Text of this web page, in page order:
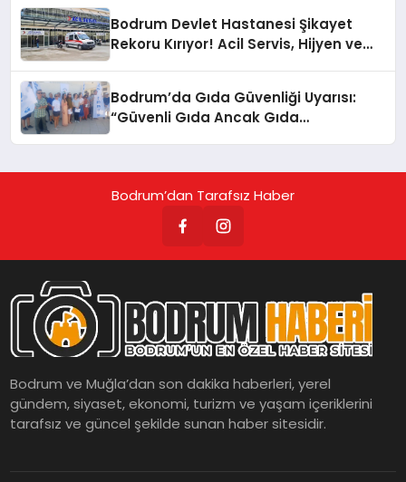
Bodrum Devlet Hastanesi Şikayet
Rekoru Kırıyor! Acil Servis, Hijyen ve
Bodrum’da Gıda Güvenliği Uyarısı:
“Güvenli Gıda Ancak Gıda
Bodrum’dan Tarafsız Haber
Bodrum ve Muğla’dan son dakika haberleri, yerel
gündem, siyaset, ekonomi, turizm ve yaşam içeriklerini
tarafsız ve güncel şekilde sunan haber sitesidir.